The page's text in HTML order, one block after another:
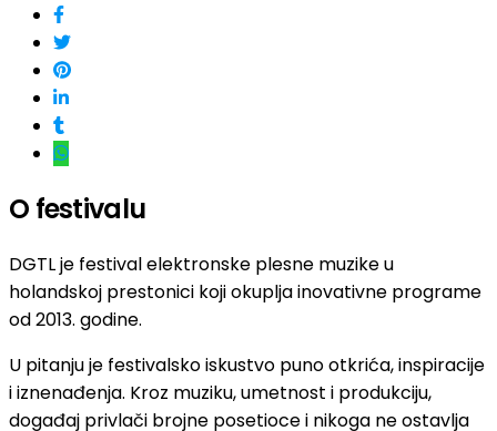
O festivalu
DGTL je festival elektronske plesne muzike u
holandskoj prestonici koji okuplja inovativne programe
od 2013. godine.
U pitanju je festivalsko iskustvo puno otkrića, inspiracije
i iznenađenja. Kroz muziku, umetnost i produkciju,
događaj privlači brojne posetioce i nikoga ne ostavlja